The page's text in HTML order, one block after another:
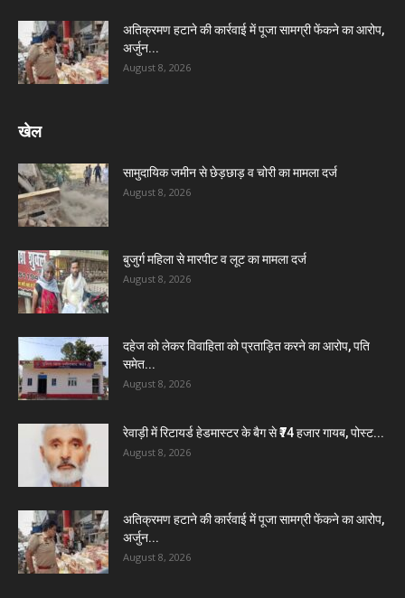
अतिक्रमण हटाने की कार्रवाई में पूजा सामग्री फेंकने का आरोप,
अर्जुन...
August 8, 2026
खेल
सामुदायिक जमीन से छेड़छाड़ व चोरी का मामला दर्ज
August 8, 2026
बुजुर्ग महिला से मारपीट व लूट का मामला दर्ज
August 8, 2026
दहेज को लेकर विवाहिता को प्रताड़ित करने का आरोप, पति
समेत...
August 8, 2026
रेवाड़ी में रिटायर्ड हेडमास्टर के बैग से ₹74 हजार गायब, पोस्ट...
August 8, 2026
अतिक्रमण हटाने की कार्रवाई में पूजा सामग्री फेंकने का आरोप,
अर्जुन...
August 8, 2026